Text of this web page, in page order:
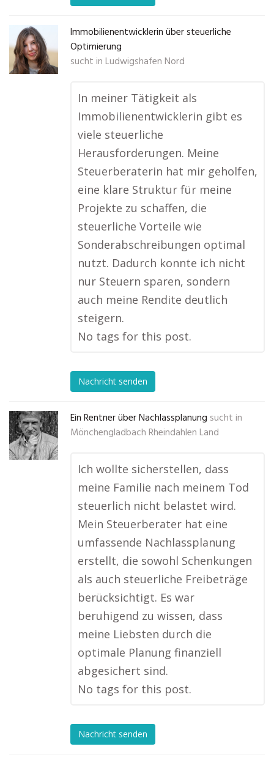
Immobilienentwicklerin über steuerliche
Optimierung
sucht in Ludwigshafen Nord
In meiner Tätigkeit als
Immobilienentwicklerin gibt es
viele steuerliche
Herausforderungen. Meine
Steuerberaterin hat mir geholfen,
eine klare Struktur für meine
Projekte zu schaffen, die
steuerliche Vorteile wie
Sonderabschreibungen optimal
nutzt. Dadurch konnte ich nicht
nur Steuern sparen, sondern
auch meine Rendite deutlich
steigern.
No tags for this post.
Nachricht senden
Ein Rentner über Nachlassplanung sucht in
Mönchengladbach Rheindahlen Land
Ich wollte sicherstellen, dass
meine Familie nach meinem Tod
steuerlich nicht belastet wird.
Mein Steuerberater hat eine
umfassende Nachlassplanung
erstellt, die sowohl Schenkungen
als auch steuerliche Freibeträge
berücksichtigt. Es war
beruhigend zu wissen, dass
meine Liebsten durch die
optimale Planung finanziell
abgesichert sind.
No tags for this post.
Nachricht senden